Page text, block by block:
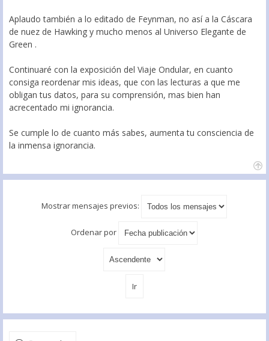
Aplaudo también a lo editado de Feynman, no así a la Cáscara
de nuez de Hawking y mucho menos al Universo Elegante de
Green .
Continuaré con la exposición del Viaje Ondular, en cuanto
consiga reordenar mis ideas, que con las lecturas a que me
obligan tus datos, para su comprensión, mas bien han
acrecentado mi ignorancia.
Se cumple lo de cuanto más sabes, aumenta tu consciencia de
la inmensa ignorancia.
Mostrar mensajes previos:
Ordenar por